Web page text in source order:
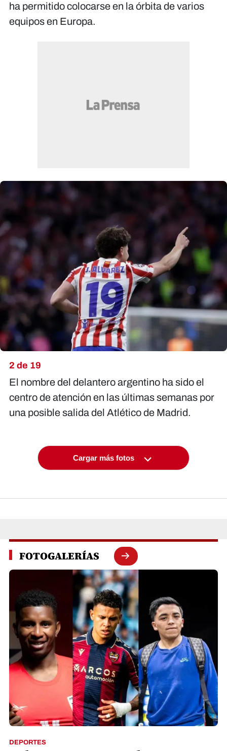
ha permitido colocarse en la órbita de varios
equipos en Europa.
2 de 19
El nombre del delantero argentino ha sido el
centro de atención en las últimas semanas por
una posible salida del Atlético de Madrid.
Cargar más fotos
FOTOGALERÍAS
DEPORTES